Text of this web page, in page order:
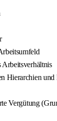
Arbeitsverhältnis
Hierarchien und
Vergütung